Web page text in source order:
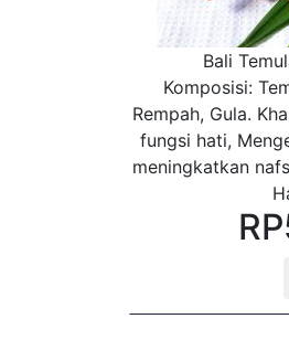
Bali
Komposisi:
Rempah, Gula.
fungsi hati,
meningkatkan
RP